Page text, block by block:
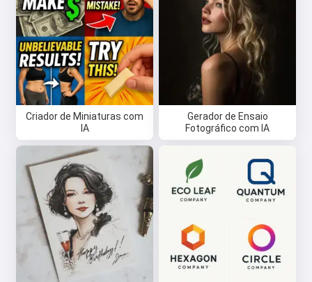
Criador de Miniaturas com
IA
Gerador de Ensaio
Fotográfico com IA